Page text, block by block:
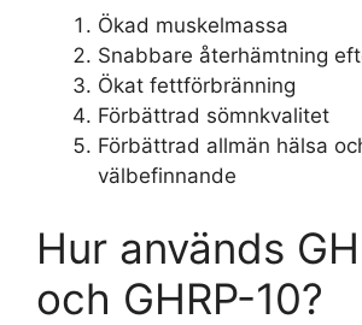
Ökad muskelmassa
Snabbare återhämtning
Ökat fettförbränning
Förbättrad sömnkvalitet
Förbättrad allmän hälsa
välbefinnande
Hur används
och GHRP-10?